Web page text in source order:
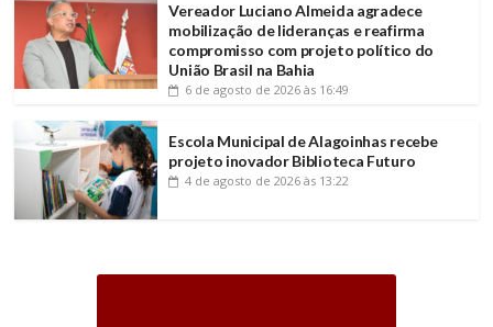
Vereador Luciano Almeida agradece
mobilização de lideranças e reafirma
compromisso com projeto político do
União Brasil na Bahia
6 de agosto de 2026 às 16:49
Escola Municipal de Alagoinhas recebe
projeto inovador Biblioteca Futuro
4 de agosto de 2026 às 13:22